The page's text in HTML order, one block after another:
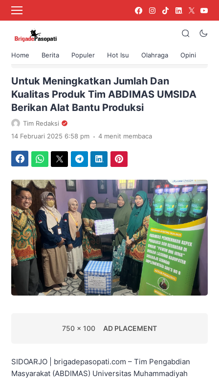
Home Berita Populer Hot Isu Olahraga Opini
›
Untuk Meningkatkan Jumlah Dan
Kualitas Produk Tim ABDIMAS UMSIDA
Berikan Alat Bantu Produksi
Tim Redaksi
14 Februari 2025 6:58 pm . 4 menit membaca
750 x 100 AD PLACEMENT
SIDOARJO | brigadepasopati.com – Tim Pengabdian
Masyarakat (ABDIMAS) Universitas Muhammadiyah